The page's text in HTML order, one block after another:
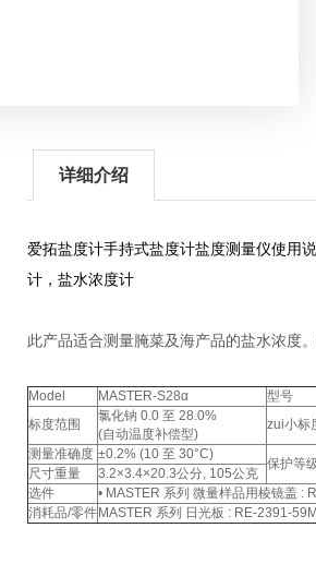
详细介绍
爱拓盐度计手持式盐度计盐度测量仪使用
计，盐水浓度计
此产品适合测量腌菜及海产品的盐水浓度
Model MASTER-S28α 型号
标度范围
氯化钠 0.0 至 28.0%
(自动温度补偿型)
zui小标
测量准确度 ±0.2% (10 至 30°C)
保护等
尺寸重量
3.2×3.4×20.3公分, 105公克
选件
• MASTER 系列 微量样品用棱镜盖 :
消耗品/零件 MASTER 系列 日光板 : RE-2391-59M